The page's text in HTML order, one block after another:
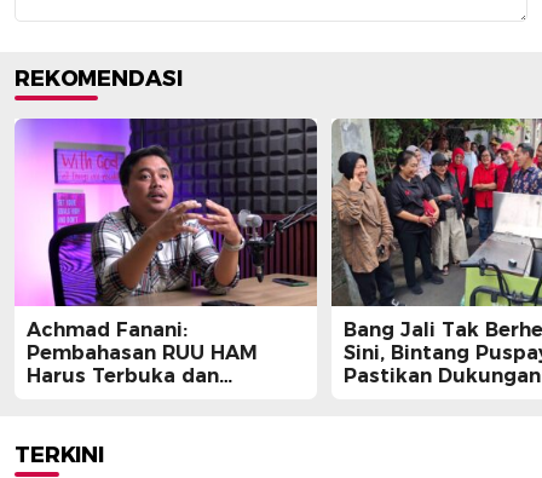
REKOMENDASI
Achmad Fanani:
Pembahasan RUU HAM
Harus Terbuka dan
Bang Jali Tak
Sini, Bintang
Pastikan Dukungan
TERKINI